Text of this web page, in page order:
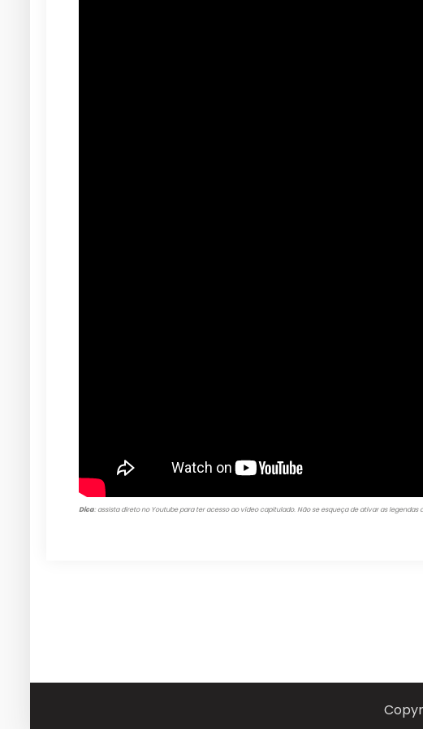
Dica: assista direto no Youtube para ter acesso ao vídeo capitulado. Não se esqueça de ativar as legendas